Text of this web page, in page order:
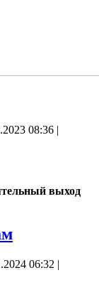
08:36 |
выход
06:32 |